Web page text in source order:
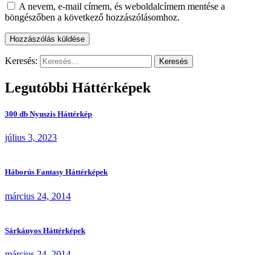
A nevem, e-mail címem, és weboldalcímem mentése a
böngészőben a következő hozzászólásomhoz.
Keresés:
Legutóbbi Háttérképek
300 db Nyuszis Háttérkép
július 3, 2023
Háborús Fantasy Háttérképek
március 24, 2014
Sárkányos Háttérképek